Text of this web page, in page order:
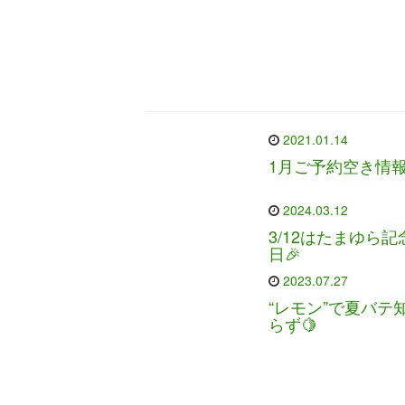
2021.01.14
1月ご予約空き情
2024.03.12
3/12はたまゆら記
日🎉
2023.07.27
“レモン”で夏バテ
らず🍋